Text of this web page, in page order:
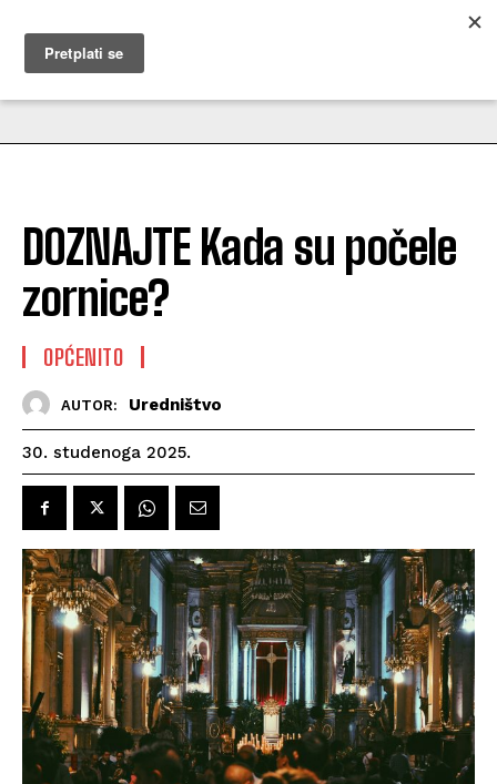
MUŽEVNI BUDITE
DOZNAJTE Kada su počele
zornice?
OPĆENITO
AUTOR: Uredništvo
30. studenoga 2025.